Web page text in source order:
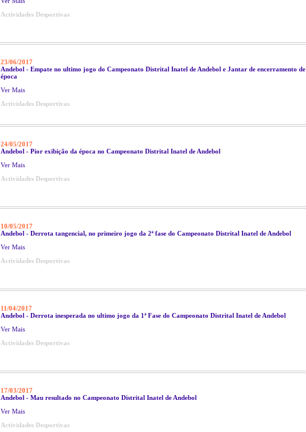
Actividades Desportivas
23/06/2017
Andebol - Empate no ultimo jogo do Campeonato Distrital Inatel de Andebol e Jantar de encerramento de
época
Ver Mais
Actividades Desportivas
24/05/2017
Andebol - Pior exibição da época no Campeonato Distrital Inatel de Andebol
Ver Mais
Actividades Desportivas
10/05/2017
Andebol - Derrota tangencial, no primeiro jogo da 2ª fase do Campeonato Distrital Inatel de Andebol
Ver Mais
Actividades Desportivas
11/04/2017
Andebol - Derrota inesperada no ultimo jogo da 1ª Fase do Campeonato Distrital Inatel de Andebol
Ver Mais
Actividades Desportivas
17/03/2017
Andebol - Mau resultado no Campeonato Distrital Inatel de Andebol
Ver Mais
Actividades Desportivas